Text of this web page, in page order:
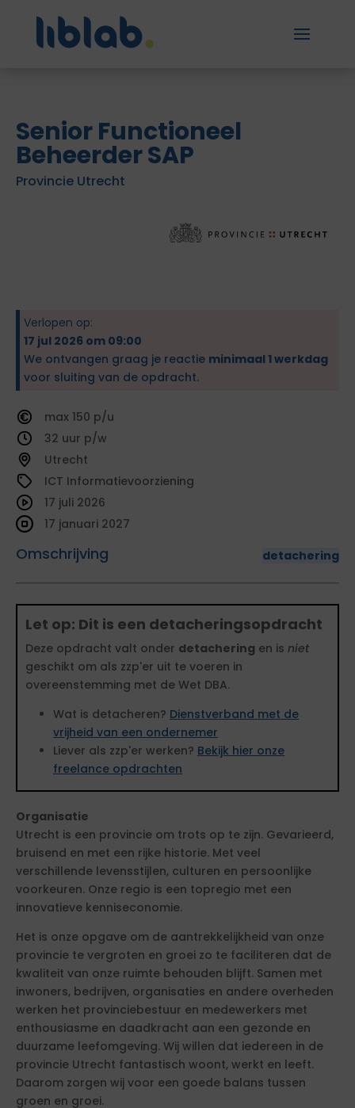
Senior Functioneel
Beheerder SAP
Provincie Utrecht
Verlopen op:
17 jul 2026 om 09:00
We ontvangen graag je reactie minimaal 1 werkdag
voor sluiting van de opdracht.
150
32
Utrecht
ICT Informatievoorziening
Omschrijving detachering
17 juli 2026
17 januari 2027
Let op: Dit is een detacheringsopdracht
Deze opdracht valt onder detachering en is niet
geschikt om als zzp'er uit te voeren in
overeenstemming met de Wet DBA.
Wat is detacheren? Dienstverband met de
vrijheid van een ondernemer
Liever als zzp'er werken? Bekijk hier onze
freelance opdrachten
Organisatie
Utrecht is een provincie om trots op te zijn. Gevarieerd,
bruisend en met een rijke historie. Met veel
verschillende levensstijlen, culturen en persoonlijke
voorkeuren. Onze regio is een topregio met een
innovatieve kenniseconomie.
Het is onze opgave om de aantrekkelijkheid van onze
provincie te vergroten en groei zo te faciliteren dat de
kwaliteit van onze ruimte behouden blijft. Samen met
inwoners, bedrijven, organisaties en andere overheden
werken het provinciebestuur en medewerkers met
enthousiasme en daadkracht aan een gezonde en
duurzame leefomgeving. Wij willen dat iedereen in de
provincie Utrecht fantastisch woont, werkt en leeft.
Daarom zorgen wij voor een goede balans tussen
groen en groei.